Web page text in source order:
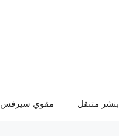
بنشر متنقل مقوي سيرفس